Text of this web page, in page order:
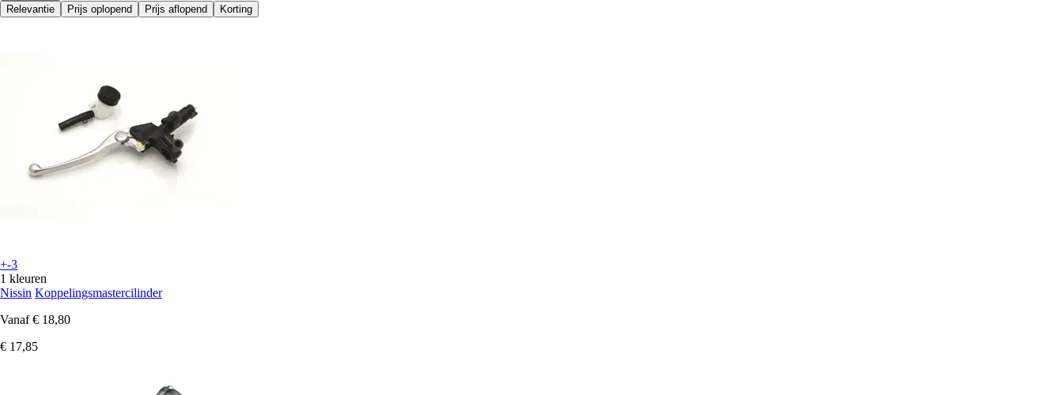
Relevantie
Prijs oplopend Prijs aflopend Korting
+-3
1 kleuren
Nissin Koppelingsmastercilinder
Vanaf € 18,80
€ 17,85